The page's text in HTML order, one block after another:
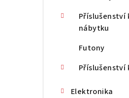
Příslušenství
nábytku
Futony
Příslušenství
Elektronika